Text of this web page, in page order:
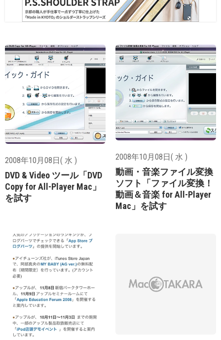
2008年10月08日( 水 )
DVD & Video ツール「DVD
Copy for All-Player Mac」
を試す
2008年10月08日( 水 )
動画・音楽ファイル変換
ソフト「ファイル変換！
動画＆音楽 for All-Player
Mac」を試す